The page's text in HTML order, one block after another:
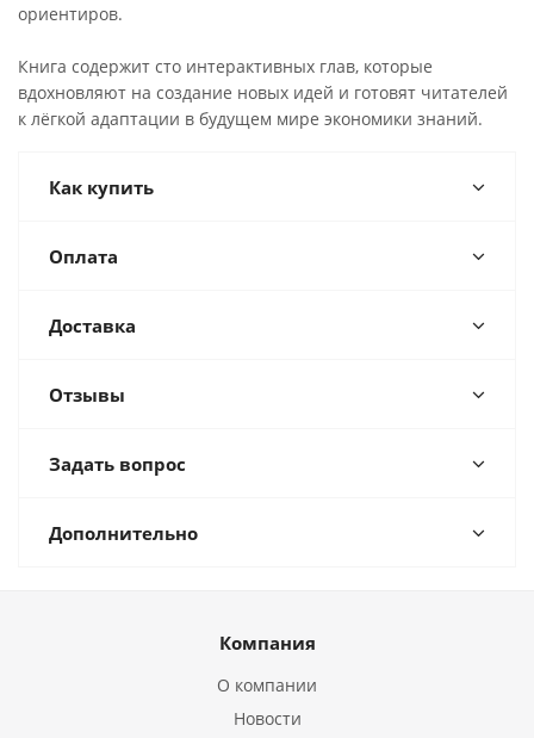
ориентиров.
Книга содержит сто интерактивных глав, которые
вдохновляют на создание новых идей и готовят читателей
к лёгкой адаптации в будущем мире экономики знаний.
Как купить
Оплата
Доставка
Отзывы
Задать вопрос
Дополнительно
Компания
О компании
Новости